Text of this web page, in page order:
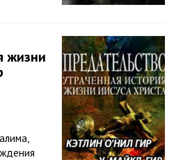
жизни